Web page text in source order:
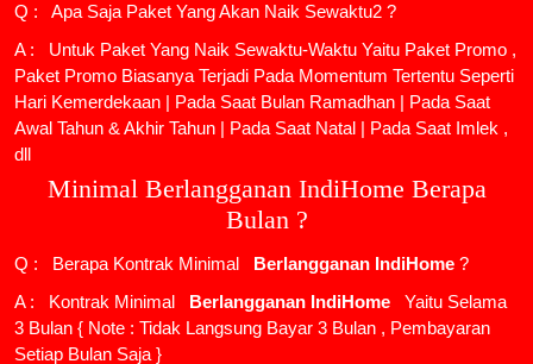
Q : Apa Saja Paket Yang Akan Naik Sewaktu2 ?
A : Untuk Paket Yang Naik Sewaktu-Waktu Yaitu Paket Promo ,
Paket Promo Biasanya Terjadi Pada Momentum Tertentu Seperti
Hari Kemerdekaan | Pada Saat Bulan Ramadhan | Pada Saat
Awal Tahun & Akhir Tahun | Pada Saat Natal | Pada Saat Imlek ,
dll
Minimal Berlangganan IndiHome Berapa
Bulan ?
Q : Berapa Kontrak Minimal Berlangganan IndiHome ?
A : Kontrak Minimal
Berlangganan IndiHome
Yaitu Selama
3 Bulan { Note : Tidak Langsung Bayar 3 Bulan , Pembayaran
Setiap Bulan Saja }